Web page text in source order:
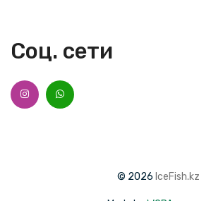
Соц. сети
© 2026 IceFish.kz